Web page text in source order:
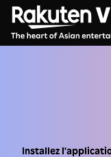
Installez